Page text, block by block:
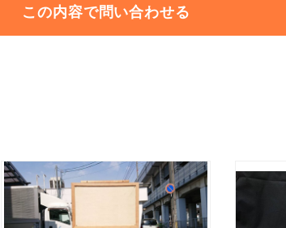
この内容で問い合わせる